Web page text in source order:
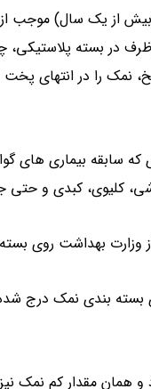
از یک سال) موجب
در بسته
نمک را در انتهای پخت
سابقه بیماری های
کلیوی، کبدی و
بهداشت روی
بندی نمک درج
مقدار کم نمک نیز